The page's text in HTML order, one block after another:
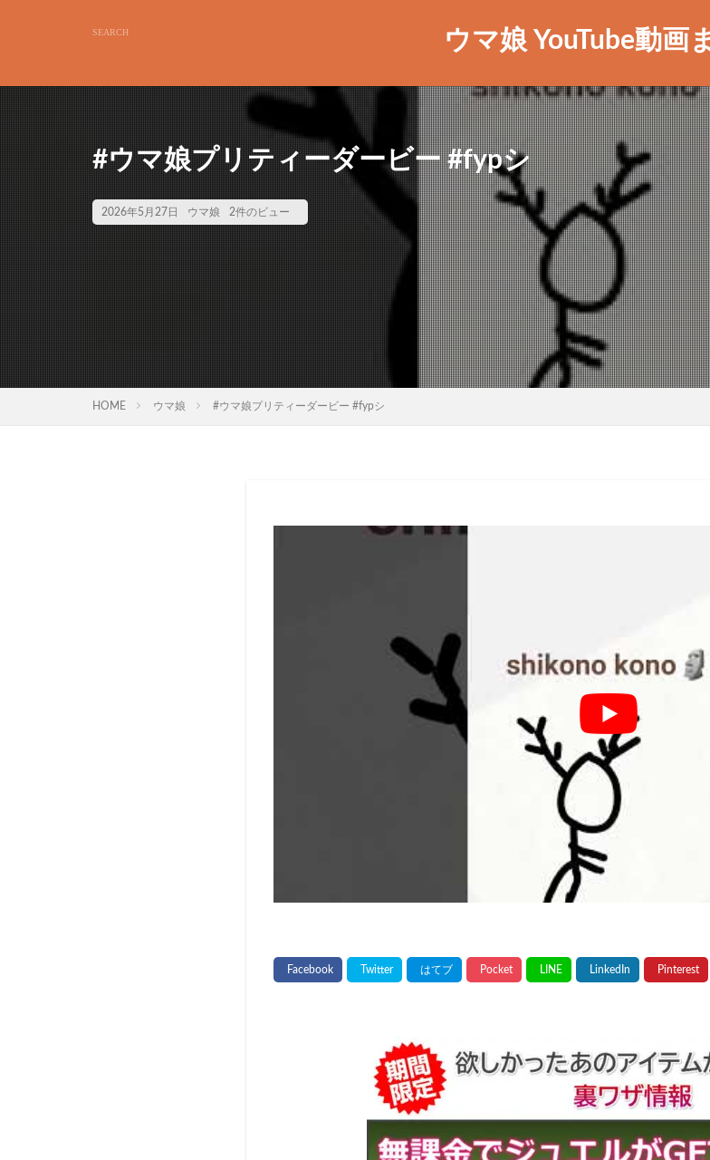
ウマ娘 YouTube動画
#ウマ娘プリティーダービー #fypシ
2026年5月27日 ウマ娘 2件のビュー
HOME ウマ娘 #ウマ娘プリティーダービー #fypシ